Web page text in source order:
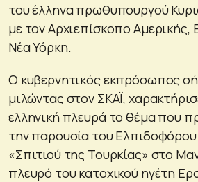
του έλληνα πρωθυπουργού
με τον Αρχιεπίσκοπο
Νέα Υόρκη.
Ο κυβερνητικός εκπρόσωπος
μιλώντας στον ΣΚΑΪ,
ελληνική πλευρά το θέμα που
την παρουσία του Ελπιδοφόρου
«Σπιτιού της Τουρκίας» στο
πλευρό του κατοχικού ηγέτη